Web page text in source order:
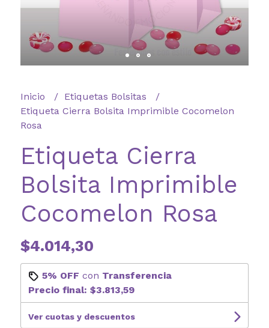
Inicio
Etiquetas Bolsitas
Etiqueta Cierra Bolsita Imprimible Cocomelon
Rosa
Etiqueta Cierra
Bolsita Imprimible
Cocomelon Rosa
$4.014,30
5% OFF con Transferencia
Precio final: $3.813,59
Ver cuotas y descuentos